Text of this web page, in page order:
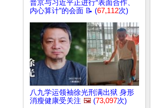
普京与习近平正进行“表面合作、
内心算计”的会面 📝 (67,112次)
八九学运领袖徐光刑满出狱 身形
消瘦健康受关注 🖼️ (73,097次)